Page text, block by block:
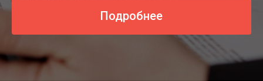
Подробнее